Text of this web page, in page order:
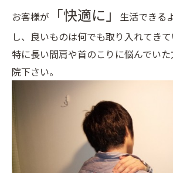
お客様が
「快適に」
生活できる
し、良いものは何でも取り入れてきて
特に長い間肩や首のこりに悩んでい
院下さい。